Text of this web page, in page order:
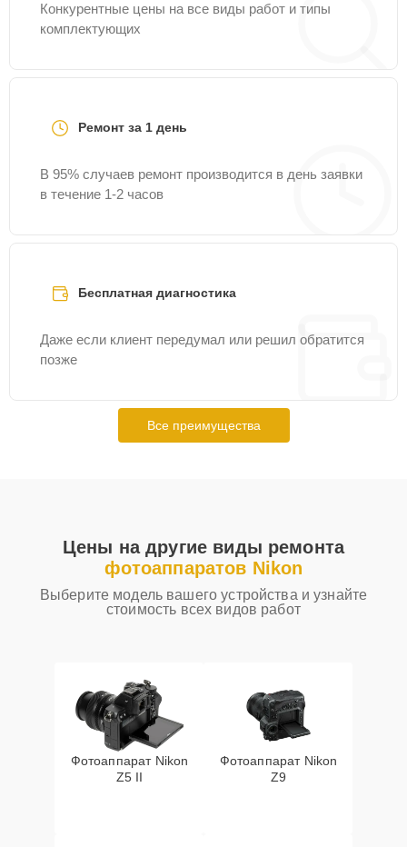
Конкурентные цены на все виды работ и типы
комплектующих
Ремонт за 1 день
В 95% случаев ремонт производится в день заявки
в течение 1-2 часов
Бесплатная диагностика
Даже если клиент передумал или решил обратится
позже
Все преимущества
Цены на другие виды ремонта
фотоаппаратов Nikon
Выберите модель вашего устройства и узнайте
стоимость всех видов работ
Фотоаппарат Nikon
Z5 II
Фотоаппарат Nikon
Z9